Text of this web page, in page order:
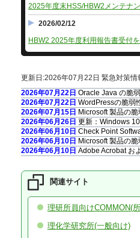
2025年度末HSS/HBW2メンテナ
2026/02/12
HBW2 2025年度利用報告書受付
更新日:2026年07月22日 緊急対策
2026年07月22日 Oracle Java の脆
2026年07月22日 WordPressの脆弱
2026年07月15日 Microsoft 製品の
2026年06月26日 更新：Windows
2026年06月10日 Check Point
2026年06月10日 Microsoft 製品の
2026年06月10日 Adobe Acrobat お
2026年05月13日 Microsoft 製品の
2026年05月08日 Palo Alto
2026年05月07日
2026年05月01日 Linuxの脆弱性対
2026年04月27日 更新：Cisco
2026年04月15日 Adobe Acrobat お
関連サイト
理研所員向けCOMMON(
理化学研究所(一般向け)